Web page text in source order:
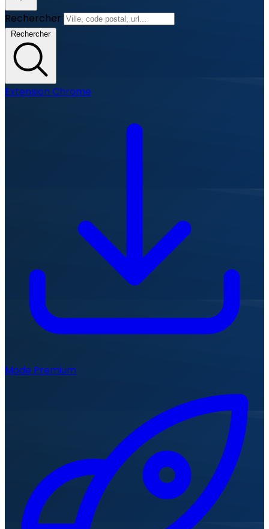
Rechercher
Rechercher
Extension Chrome
Mode Premium